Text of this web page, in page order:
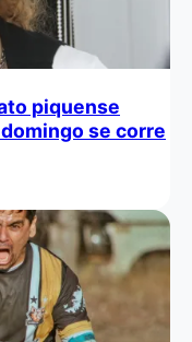
piquense
se corre